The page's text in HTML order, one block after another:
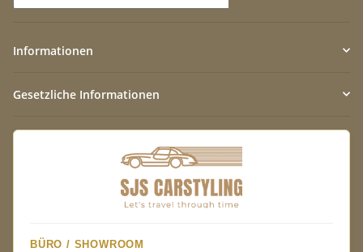
Informationen
Gesetzliche Informationen
BÜRO / SHOWROOM